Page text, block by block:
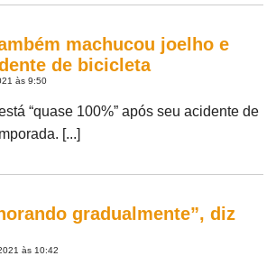
machucou joelho e
de bicicleta
às 9:50
“quase 100%” após seu acidente de
[...]
gradualmente”, diz
às 10:42